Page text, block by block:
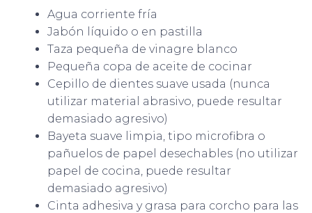
Agua corriente fría
Jabón líquido o en pastilla
Taza pequeña de vinagre blanco
Pequeña copa de aceite de cocinar
Cepillo de dientes suave usada (nunca
utilizar material abrasivo, puede resultar
demasiado agresivo)
Bayeta suave limpia, tipo microfibra o
pañuelos de papel desechables (no utilizar
papel de cocina, puede resultar
demasiado agresivo)
Cinta adhesiva y grasa para corcho para las